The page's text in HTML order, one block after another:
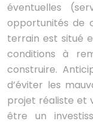
éventuelles
opportunités de
terrain est situé
conditions à
construire.
d’éviter les
projet réaliste et
être un